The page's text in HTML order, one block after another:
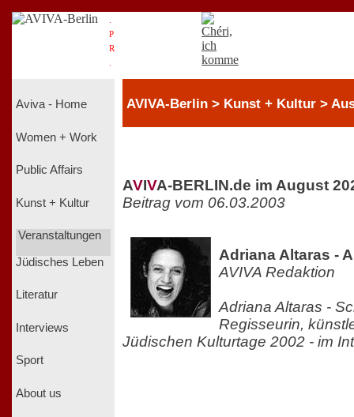
P
R
Aviva - Home
Women + Work
Public Affairs
Kunst + Kultur
Veranstaltungen
Jüdisches Leben
Literatur
Interviews
Sport
About us
AVIVA-Berlin > Kunst + Kultur >
AVIVA-BERLIN.de im August
Beitrag vom 06.03.2003
Adriana Altaras -
AVIVA Redaktion
Adriana Altaras -
Regisseurin,
Jüdischen Kulturtage 2002 - im